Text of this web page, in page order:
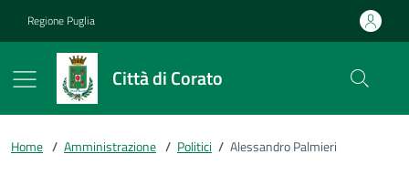
Regione Puglia
Città di Corato
Home / Amministrazione / Politici / Alessandro Palmieri